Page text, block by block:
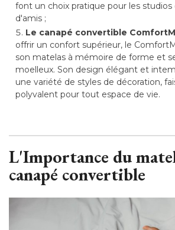
font un choix pratique pour les
d'amis ;
Le canapé convertible
offrir un confort supérieur, le
son matelas à mémoire de forme et
moelleux. Son design élégant et
une variété de styles de décoration,
polyvalent pour tout espace de vie.
L'Importance du
canapé convertible